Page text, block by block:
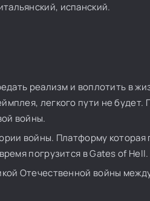
испанский.
реализм и воплотить в
легкого пути не будет.
войны.
войны. Платформу которая
погрузится в Gates of Hell.
Отечественной войны